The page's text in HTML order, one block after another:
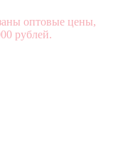
оптовые цены,
рублей.